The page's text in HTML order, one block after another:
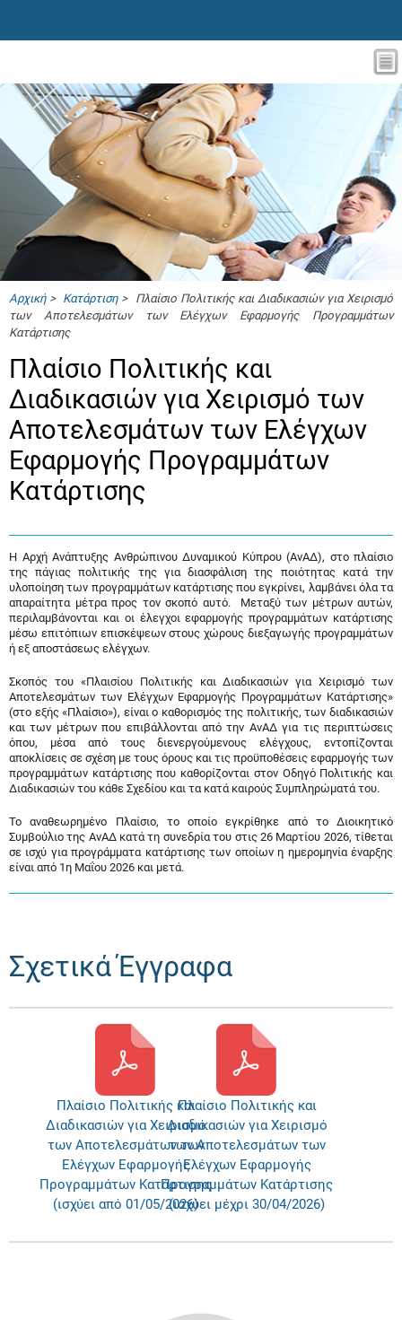
Αρχική> Κατάρτιση> Πλαίσιο Πολιτικής και Διαδικασιών για Χειρισμό
των Αποτελεσμάτων των Ελέγχων Εφαρμογής Προγραμμάτων
Κατάρτισης
Πλαίσιο Πολιτικής και
Διαδικασιών για Χειρισμό των
Αποτελεσμάτων των Ελέγχων
Εφαρμογής Προγραμμάτων
Κατάρτισης
Η Αρχή Ανάπτυξης Ανθρώπινου Δυναμικού Κύπρου (ΑνΑΔ), στο πλαίσιο
της πάγιας πολιτικής της για διασφάλιση της ποιότητας κατά την
υλοποίηση των προγραμμάτων κατάρτισης που εγκρίνει, λαμβάνει όλα τα
απαραίτητα μέτρα προς τον σκοπό αυτό. Μεταξύ των μέτρων αυτών,
περιλαμβάνονται και οι έλεγχοι εφαρμογής προγραμμάτων κατάρτισης
μέσω επιτόπιων επισκέψεων στους χώρους διεξαγωγής προγραμμάτων
ή εξ αποστάσεως ελέγχων.
Σκοπός του «Πλαισίου Πολιτικής και Διαδικασιών για Χειρισμό των
Αποτελεσμάτων των Ελέγχων Εφαρμογής Προγραμμάτων Κατάρτισης»
(στο εξής «Πλαίσιο»), είναι ο καθορισμός της πολιτικής, των διαδικασιών
και των μέτρων που επιβάλλονται από την ΑνΑΔ για τις περιπτώσεις
όπου, μέσα από τους διενεργούμενους ελέγχους, εντοπίζονται
αποκλίσεις σε σχέση με τους όρους και τις προϋποθέσεις εφαρμογής των
προγραμμάτων κατάρτισης που καθορίζονται στον Οδηγό Πολιτικής και
Διαδικασιών του κάθε Σχεδίου και τα κατά καιρούς Συμπληρώματά του.
Το αναθεωρημένο Πλαίσιο, το οποίο εγκρίθηκε από το Διοικητικό
Συμβούλιο της ΑνΑΔ κατά τη συνεδρία του στις 26 Μαρτίου 2026, τίθεται
σε ισχύ για προγράμματα κατάρτισης των οποίων η ημερομηνία έναρξης
είναι από 1η Μαΐου 2026 και μετά.
Σχετικά Έγγραφα
Πλαίσιο Πολιτικής και
Διαδικασιών για Χειρισμό
των Αποτελεσμάτων των
Ελέγχων Εφαρμογής
Προγραμμάτων Κατάρτισης
(ισχύει από 01/05/2026)
Πλαίσιο Πολιτικής και
Διαδικασιών για Χειρισμό
των Αποτελεσμάτων των
Ελέγχων Εφαρμογής
Προγραμμάτων Κατάρτισης
(ισχύει μέχρι 30/04/2026)